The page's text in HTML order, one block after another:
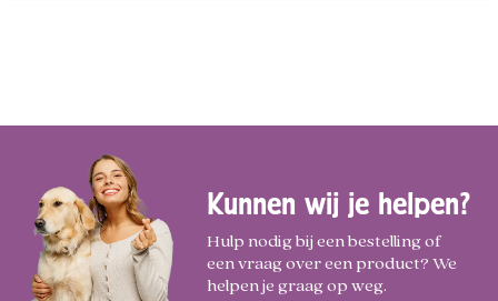
Kunnen wij je helpen?
Hulp nodig bij een bestelling of
een vraag over een product? We
helpen je graag op weg.